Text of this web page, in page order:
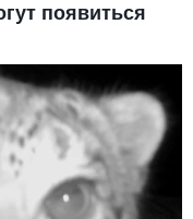
появиться